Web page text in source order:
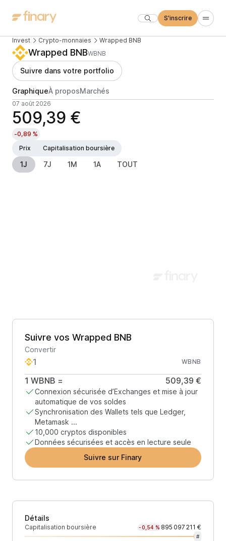
S'inscrire
Invest Crypto-monnaies Wrapped BNB
Wrapped BNBWBNB
Suivre dans votre portfolio
GraphiqueÀ proposMarchés
07 août 2026
509,39 €
-0,89 %
Prix
Capitalisation boursière
1J 7J 1M 1A TOUT
Suivre vos Wrapped BNB
Convertir
WBNB
1 WBNB = 509,39 €
Connexion sécurisée d’Exchanges et mise à jour
automatique de vos soldes
Synchronisation des Wallets tels que Ledger,
Metamask ...
10,000 cryptos disponibles
Données sécurisées et accès en lecture seule
Suivre sur Finary
Détails
Capitalisation boursière -0,54 % 895 097 211 €
#